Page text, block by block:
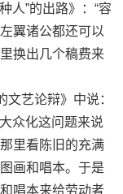
人”的出路》：“容
翼诸公都还可以
换出几个稿费来
艺论辩》中说：
众化这问题来说
里看陈旧的充满
画和唱本。于是
唱本来给劳动者